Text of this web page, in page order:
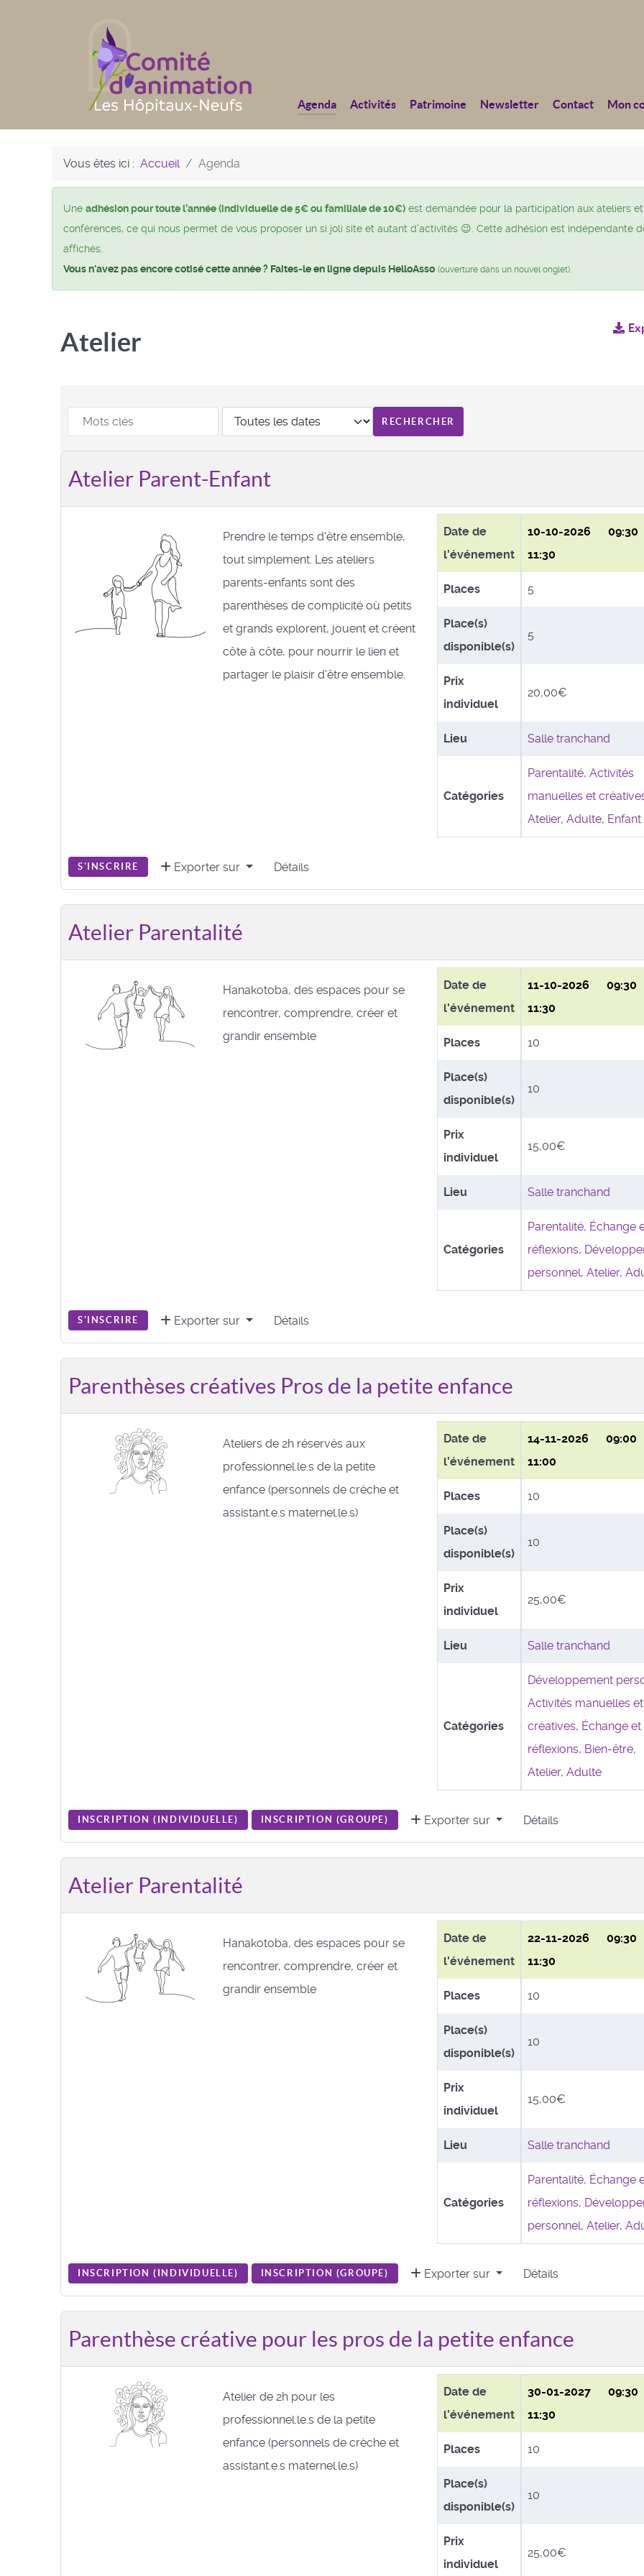
Agenda Activités Patrimoine Newsletter Contact Mon
Vous êtes ici : Accueil Agenda
Une adhésion pour toute l’année (individuelle de 5€ ou familiale de 10€) est demandée pour la participation aux ateliers et
conférences, ce qui nous permet de vous proposer un si joli site et autant d’activités 😉. Cette adhésion est indépendante
affichés.
Vous n'avez pas encore cotisé cette année ? Faites-le en ligne depuis HelloAsso (ouverture dans un nouvel onglet)
Atelier
Atelier Parent-Enfant
Prendre le temps d'être ensemble,
tout simplement. Les ateliers
parents-enfants sont des
parenthèses de complicité où petits
et grands explorent, jouent et créent
côte à côte, pour nourrir le lien et
partager le plaisir d'être ensemble.
Date de
l'événement
10-10-2026
11:30
Places 5
Place(s)
disponible(s)
5
Prix
individuel
20,00€
Lieu Salle tranchand
Catégories
Parentalité,Activités
manuelles et
Atelier,Adulte, Enfant
S'INSCRIRE Exporter sur Détails
Atelier Parentalité
Hanakotoba, des espaces pour se
rencontrer, comprendre, créer et
grandir ensemble
Date de
l'événement
11-10-2026
11:30
Places 10
Place(s)
disponible(s)
10
Prix
individuel
15,00€
Lieu Salle tranchand
Catégories
Parentalité, Échange
réflexions,
personnel,Atelier,
S'INSCRIRE Exporter sur Détails
Parenthèses créatives Pros de la petite enfance
Ateliers de 2h réservés aux
professionnel.le.s de la petite
enfance (personnels de crèche et
assistant.e.s maternel.le.s)
Date de
l'événement
14-11-2026
11:00
Places 10
Place(s)
disponible(s)
10
Prix
individuel
25,00€
Lieu Salle tranchand
Catégories
Développement
Activités manuelles et
créatives, Échange et
réflexions, Bien-être,
Atelier,Adulte
INSCRIPTION ( INDIVIDUELLE) INSCRIPTION (GROUPE) Exporter sur Détails
Atelier Parentalité
Hanakotoba, des espaces pour se
rencontrer, comprendre, créer et
grandir ensemble
Date de
l'événement
22-11-2026
11:30
Places 10
Place(s)
disponible(s)
10
Prix
individuel
15,00€
Lieu Salle tranchand
Catégories
Parentalité, Échange
réflexions,
personnel,Atelier,
INSCRIPTION ( INDIVIDUELLE) INSCRIPTION (GROUPE) Exporter sur Détails
Parenthèse créative pour les pros de la petite enfance
Atelier de 2h pour les
professionnel.le.s de la petite
enfance (personnels de crèche et
assistant.e.s maternel.le.s)
Date de
l'événement
30-01-2027
11:30
Places 10
Place(s)
disponible(s)
10
Prix
individuel
25,00€